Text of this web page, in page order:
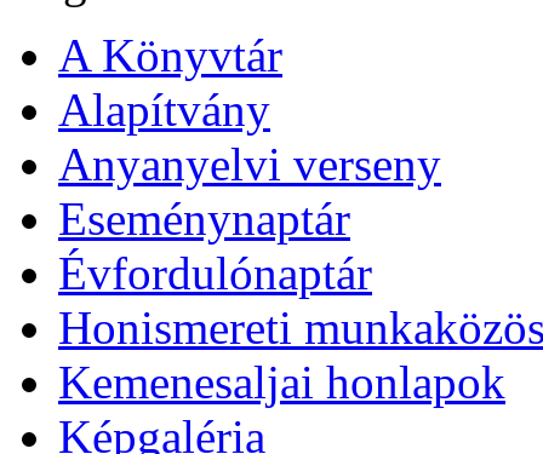
A Könyvtár
Alapítvány
Anyanyelvi verseny
Eseménynaptár
Évfordulónaptár
Honismereti
Kemenesaljai honlapok
Képgaléria